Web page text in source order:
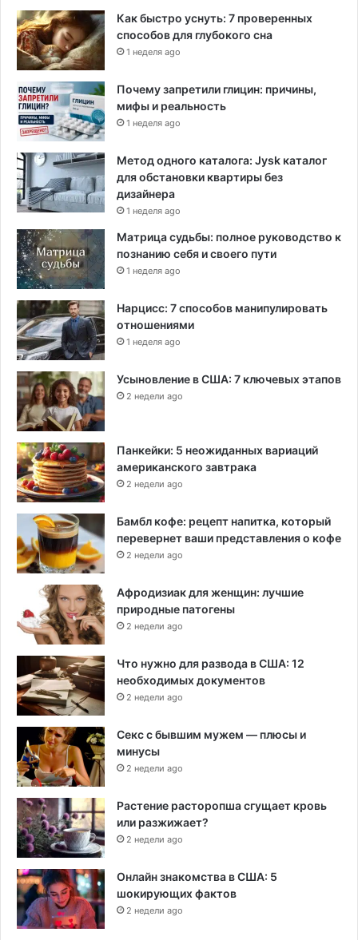
с
к
о
р
и
и
с
а
Как быстро уснуть: 7 проверенных
способов для глубокого сна
1 неделя ago
Почему запретили глицин: причины,
мифы и реальность
1 неделя ago
Метод одного каталога: Jysk каталог
для обстановки квартиры без
дизайнера
1 неделя ago
Матрица судьбы: полное руководство к
познанию себя и своего пути
1 неделя ago
Нарцисс: 7 способов манипулировать
отношениями
1 неделя ago
Усыновление в США: 7 ключевых этапов
2 недели ago
Панкейки: 5 неожиданных вариаций
американского завтрака
2 недели ago
Бамбл кофе: рецепт напитка, который
перевернет ваши представления о кофе
2 недели ago
Афродизиак для женщин: лучшие
природные патогены
2 недели ago
Что нужно для развода в США: 12
необходимых документов
2 недели ago
Секс с бывшим мужем — плюсы и
минусы
2 недели ago
Растение расторопша сгущает кровь
или разжижает?
2 недели ago
Онлайн знакомства в США: 5
шокирующих фактов
2 недели ago